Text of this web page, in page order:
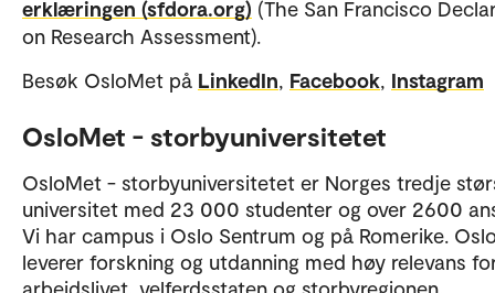
erklæringen (sfdora.org) (The San Francisco
on Research Assessment).
Besøk OsloMet på LinkedIn, Facebook, Instagram
OsloMet - storbyuniversitetet
OsloMet - storbyuniversitetet er Norges tredje
universitet med 23 000 studenter og over 2600
Vi har campus i Oslo Sentrum og på Romerike.
leverer forskning og utdanning med høy relevans